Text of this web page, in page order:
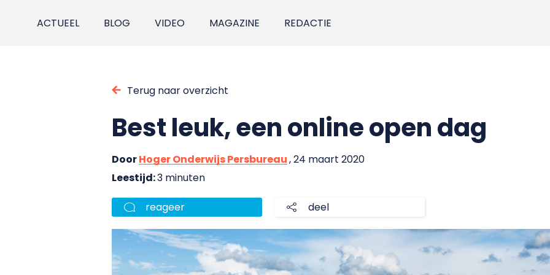
ACTUEEL BLOG VIDEO MAGAZINE REDACTIE
Terug naar overzicht
Best leuk, een online open dag
DoorHoger Onderwijs Persbureau, 24 maart 2020
Leestijd:3 minuten
reageer deel